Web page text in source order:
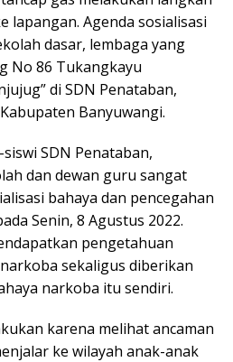
lapangan. Agenda sosialisasi
dasar, lembaga yang
No 86 Tukangkayu
di SDN Penataban,
Banyuwangi.
SDN Penataban,
dan dewan guru sangat
bahaya dan pencegahan
Senin, 8 Agustus 2022.
pengetahuan
sekaligus diberikan
narkoba itu sendiri.
karena melihat ancaman
ke wilayah anak-anak